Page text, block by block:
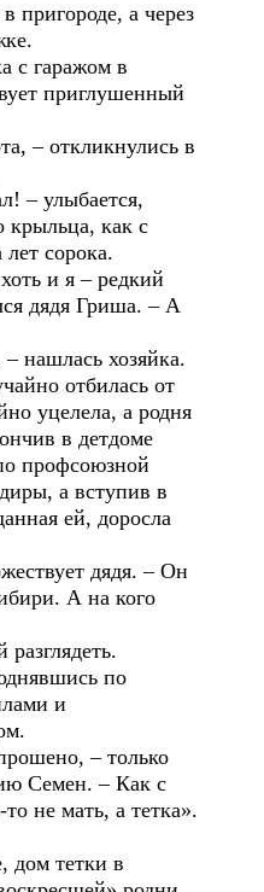
пригороде, а через
с гаражом в
приглушенный
– откликнулись в
– улыбается,
крыльца, как с
сорока.
и я – редкий
дядя Гриша. – А
нашлась хозяйка.
отбилась от
уцелела, а родня
в детдоме
профсоюзной
а вступив в
ей, доросла
дядя. – Он
А на кого
разглядеть.
по
и
– только
Семен. – Как с
не мать, а тетка».
дом тетки в